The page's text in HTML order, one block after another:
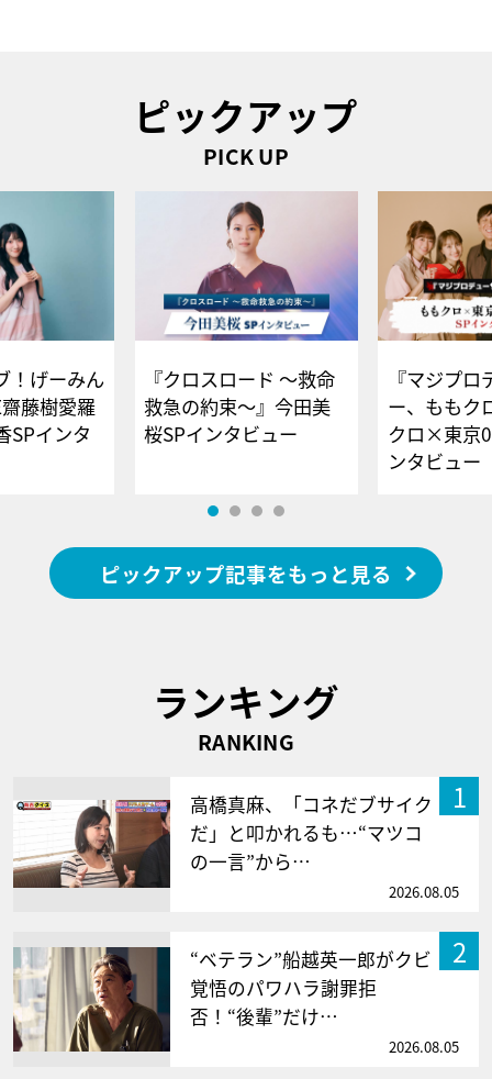
ピックアップ
PICK UP
！げーみん
藤樹愛羅
SPインタ
『クロスロード ～救命
救急の約束～』今田美
桜SPインタビュー
『マジプロ
ー、ももク
クロ×東京
ンタビュー
ピックアップ記事をもっと見る
ランキング
RANKING
1
高橋真麻、「コネだブサイク
だ」と叩かれるも…“マツコ
の一言”から…
2026.08.05
2
“ベテラン”船越英一郎がクビ
覚悟のパワハラ謝罪拒
否！“後輩”だけ…
2026.08.05